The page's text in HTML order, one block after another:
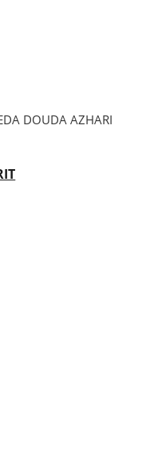
DOUDA AZHARI